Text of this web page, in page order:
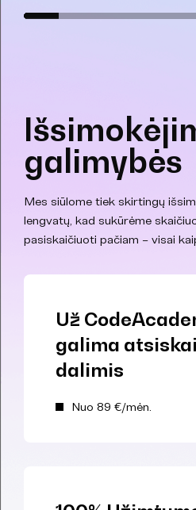
galimybės
Mes siūlome tiek skirtingų
lengvatų, kad sukūrėme
pasiskaičiuoti pačiam – visai
Už
galima
dalimis
Nuo 89 €/mėn.